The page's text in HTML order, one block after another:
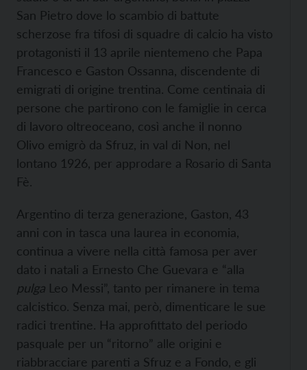
San Pietro dove lo scambio di battute
scherzose fra tifosi di squadre di calcio ha visto
protagonisti il 13 aprile nientemeno che Papa
Francesco e Gaston Ossanna, discendente di
emigrati di origine trentina. Come centinaia di
persone che partirono con le famiglie in cerca
di lavoro oltreoceano, così anche il nonno
Olivo emigrò da Sfruz, in val di Non, nel
lontano 1926, per approdare a Rosario di Santa
Fè.
Argentino di terza generazione, Gaston, 43
anni con in tasca una laurea in economia,
continua a vivere nella città famosa per aver
dato i natali a Ernesto Che Guevara e “alla
pulga Leo Messi”, tanto per rimanere in tema
calcistico. Senza mai, però, dimenticare le sue
radici trentine. Ha approfittato del periodo
pasquale per un “ritorno” alle origini e
riabbracciare parenti a Sfruz e a Fondo, e gli